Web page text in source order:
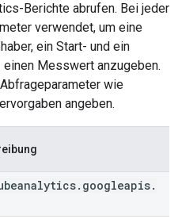
Berichte abrufen. Bei jeder
verwendet, um eine
ein Start- und ein
Messwert anzugeben.
wie
angeben.
. googleapis.